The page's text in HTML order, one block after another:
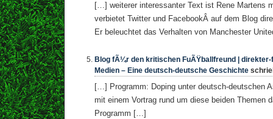
[…] weiterer interessanter Text ist Rene Martens
verbietet Twitter und FacebookÂ auf dem Blog
Er beleuchtet das Verhalten von Manchester
Blog fÃ¼r den kritischen FuÃŸballfreund |
Medien – Eine deutsch-deutsche Geschichte
[…] Programm: Doping unter deutsch-deutschen
mit einem Vortrag rund um diese beiden Themen
Programm […]